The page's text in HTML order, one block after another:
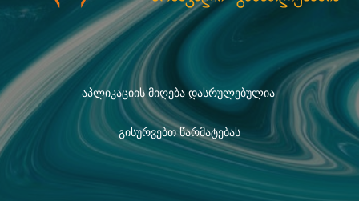
აპლიკაციის მიღება დასრულებულია.
გისურვებთ წარმატებას